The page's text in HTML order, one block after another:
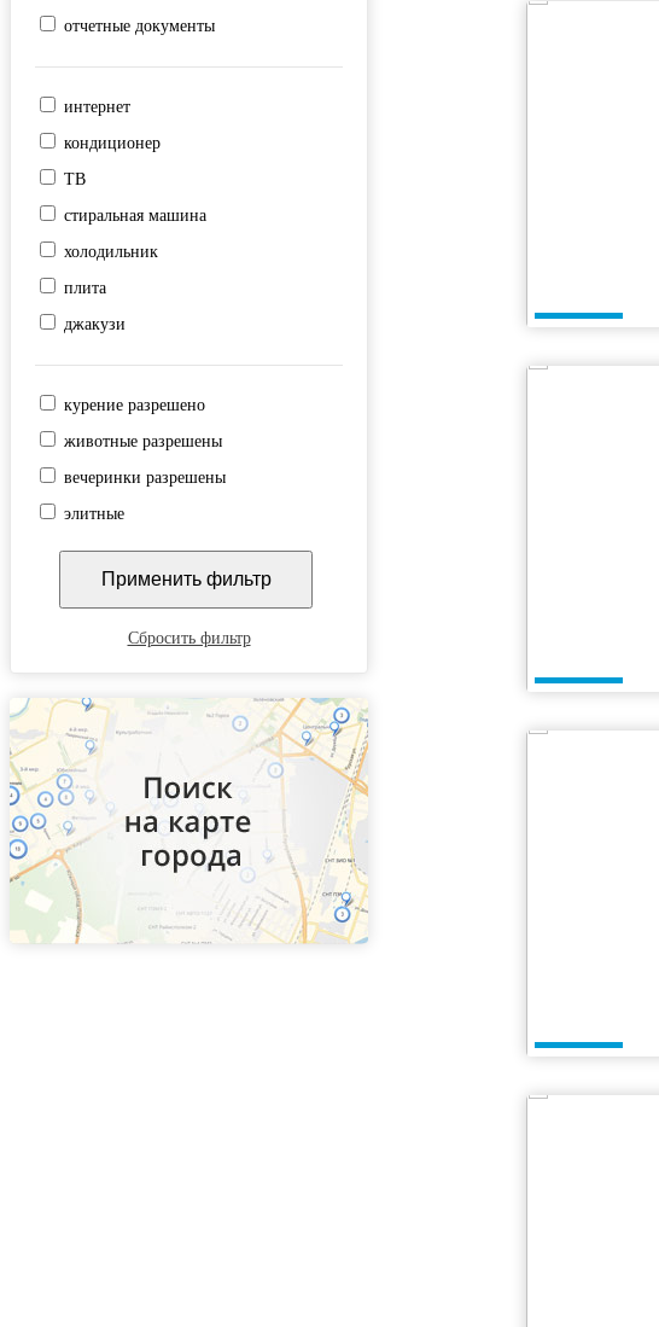
отчетные документы
интернет
кондиционер
ТВ
стиральная машина
холодильник
плита
джакузи
курение разрешено
животные разрешены
вечеринки разрешены
элитные
Сбросить фильтр